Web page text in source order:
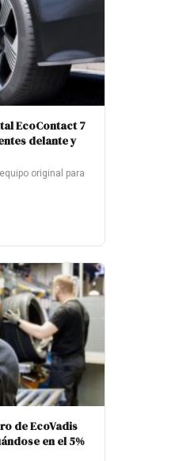
EcoContact 7
delante y
original para
de EcoVadis
en el 5%